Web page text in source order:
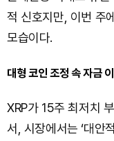
적 신호지만, 이번 주
모습이다.
대형 코인 조정 속 자금
XRP가 15주 최저치
서, 시장에서는 ‘대안